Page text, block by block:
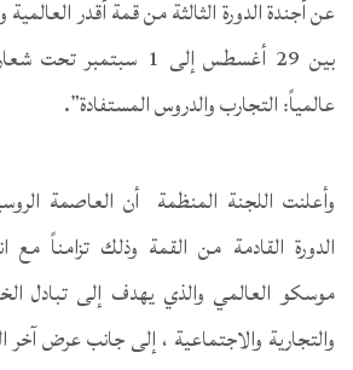
عن أجندة الدورة الثالثة من قمة أقدر
بين 29 أغسطس إلى 1
عالمياً: التجارب والدروس المستفادة”.
وأعلنت اللجنة المنظمة أن العاصمة
الدورة القادمة من القمة وذلك تزامناً
موسكو العالمي والذي يهدف إلى تبادل
والتجارية والاجتماعية ، إلى جانب عرض آخر